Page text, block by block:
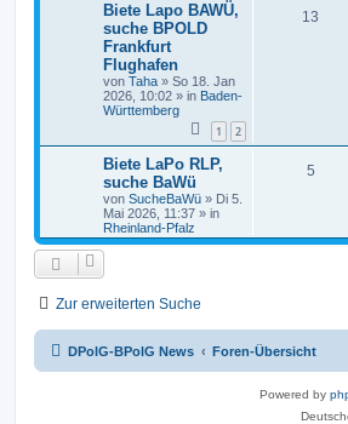
Biete Lapo BAWÜ,
suche BPOLD
Frankfurt
Flughafen
von Taha » So 18. Jan
2026, 10:02 » in Baden-
Württemberg
1 2
13
Biete LaPo RLP,
suche BaWü
von SucheBaWü » Di 5.
Mai 2026, 11:37 » in
Rheinland-Pfalz
5
Zur erweiterten Suche
DPolG-BPolG News Foren-Übersicht
Powered by